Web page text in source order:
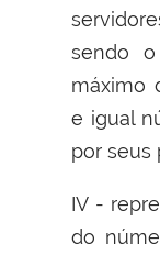
sendo
máximo
e igual
por seus
IV -
do